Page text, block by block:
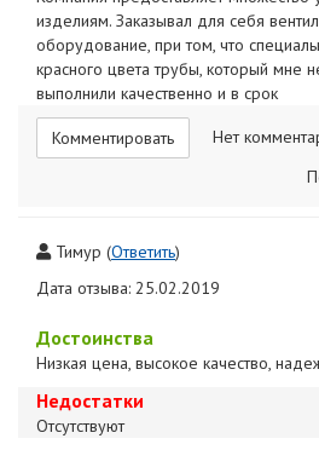
изделиям. Заказывал для себя
оборудование, при том, что
красного цвета трубы, который мне
выполнили качественно и в срок
Комментировать
Нет
Тимур (Ответить)
Дата отзыва: 25.02.2019
Достоинства
Низкая цена, высокое качество,
Недостатки
Отсутствуют